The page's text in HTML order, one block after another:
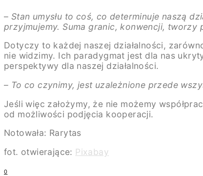
– Stan umysłu to coś, co determinuje naszą
przyjmujemy. Suma granic, konwencji,
Dotyczy to każdej naszej działalności,
nie widzimy. Ich paradygmat jest dla nas
perspektywy dla naszej działalności.
– To co czynimy, jest uzależnione przede
Jeśli więc założymy, że nie możemy
od możliwości podjęcia kooperacji.
Notowała: Rarytas
fot. otwierające: Pixabay
0